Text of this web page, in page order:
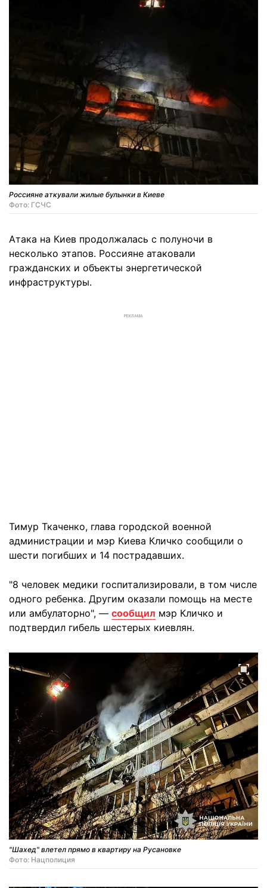
Россияне аткували жилые булынки в Киеве
Фото: ГСЧС
Атака на Киев продолжалась с полуночи в
несколько этапов. Россияне атаковали
гражданских и объекты энергетической
инфраструктуры.
РЕКЛАМА
Тимур Ткаченко, глава городской военной
администрации и мэр Киева Кличко сообщили о
шести погибших и 14 пострадавших.
"8 человек медики госпитализировали, в том числе
одного ребенка. Другим оказали помощь на месте
или амбулаторно", — сообщил мэр Кличко и
подтвердил гибель шестерых киевлян.
"Шахед" влетел прямо в квартиру на Русановке
Фото: Нацполиция